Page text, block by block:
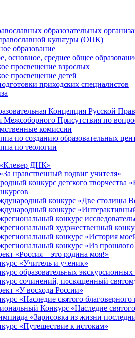
образовательных
культуры (ОПК)
образование
основное, среднее общее
просвещение взрослых
просвещение детей
приходских специалистов
Концепция Русской
Межсоборного Присутствия по
комиссии
по созданию образовательных
по теологии
ДНК»
нравственный подвиг учителя»
конкурс детского творчества
конкурс «Две столицы
конкурс
конкурс
художественный
конкурс «История
конкурс «Из прошлого
«Россия – это родина моя!»
«Учитель и ученик»
образовательных
сочинений, посвященный
«У восхода России»
«Наследие святого
Конкурс «Наследие
«Зарисовка из жизни
«Путешествие к истокам»